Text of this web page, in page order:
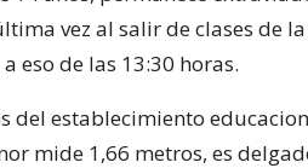
vez al salir de clases de la
eso de las 13:30 horas.
del establecimiento
mide 1,66 metros, es